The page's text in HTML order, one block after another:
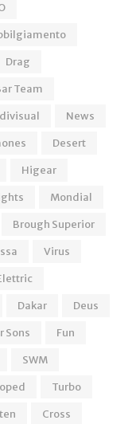
Drag
Team
News
Desert
Higear
Mondial
Brough Superior
Virus
Dakar
Deus
Sons
Fun
SWM
Turbo
Cross